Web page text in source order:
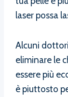
laser possa
Alcuni
eliminare le
essere più
è piuttosto